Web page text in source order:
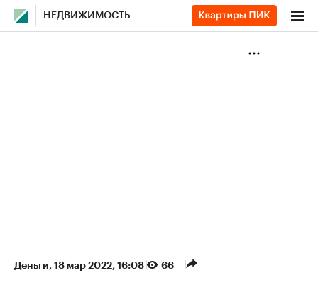
НЕДВИЖИМОСТЬ
Деньги⁠, 18 мар 2022, 16:08 66